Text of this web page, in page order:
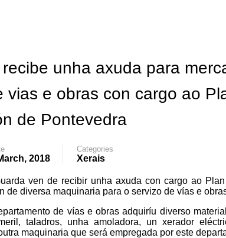
unha axuda para
vias e obras con cargo ao
de Pontevedra
2018
Categories
Xerais
ven de recibir unha axuda con cargo ao
de diversa maquinaria para o servizo de vías e
de vías e obras adquiríu diverso
taladros, unha amoladora, un xerador
maquinaria que será empregada por este